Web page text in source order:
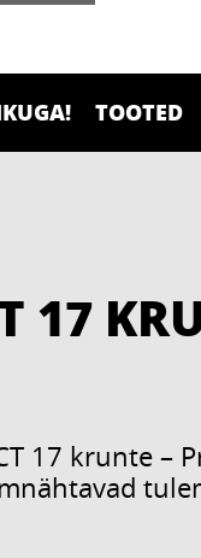
TOOTED
17
17 krunte –